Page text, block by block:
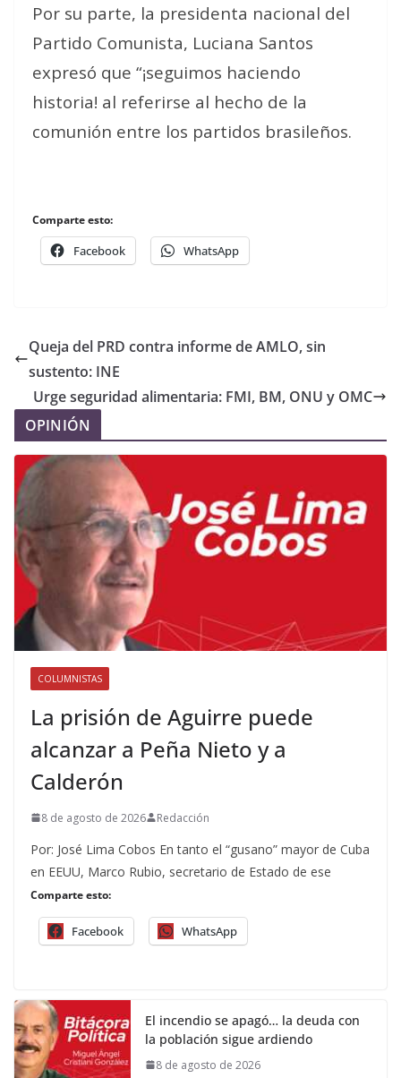
Por su parte, la presidenta nacional del
Partido Comunista, Luciana Santos
expresó que “¡seguimos haciendo
historia! al referirse al hecho de la
comunión entre los partidos brasileños.
Comparte esto:
Facebook WhatsApp
Queja del PRD contra informe de AMLO, sin
sustento: INE
Urge seguridad alimentaria: FMI, BM, ONU y OMC
OPINIÓN
COLUMNISTAS
La prisión de Aguirre puede
alcanzar a Peña Nieto y a
Calderón
8 de agosto de 2026 Redacción
Por: José Lima Cobos En tanto el “gusano” mayor de Cuba
en EEUU, Marco Rubio, secretario de Estado de ese
Comparte esto:
Facebook WhatsApp
El incendio se apagó… la deuda con
la población sigue ardiendo
8 de agosto de 2026